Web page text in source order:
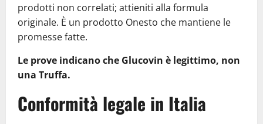
prodotti non correlati; attieniti alla formula
originale. È un prodotto Onesto che mantiene le
promesse fatte.
Le prove indicano che Glucovin è legittimo, non
una Truffa.
Conformità legale in Italia